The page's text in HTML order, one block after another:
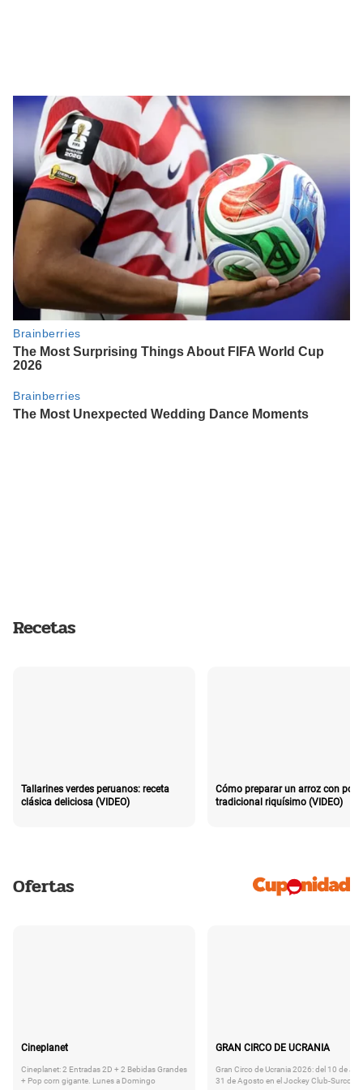
Recetas
Tallarines verdes peruanos: receta
clásica deliciosa (VIDEO)
Cómo preparar un arroz con pollo
tradicional riquísimo (VIDEO)
Ofertas
Cineplanet
Cineplanet: 2 Entradas 2D + 2 Bebidas Grandes
+ Pop corn gigante. Lunes a Domingo
GRAN CIRCO DE UCRANIA
Gran Circo de Ucrania 2026: del 10 de
31 de Agosto en el Jockey Club-Surco